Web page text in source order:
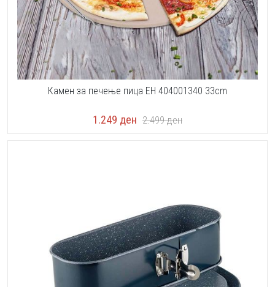
Камен за печење пица EH 404001340 33cm
1.249 ден 2.499ден